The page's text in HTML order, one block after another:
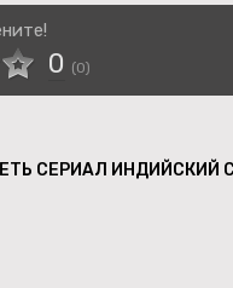
0 (0)
СЕРИАЛ ИНДИЙСКИЙ